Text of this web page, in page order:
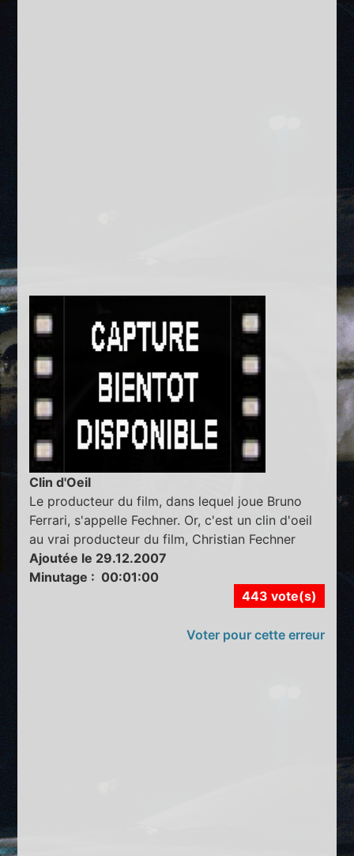
Clin d'Oeil
Le producteur du film, dans lequel joue Bruno
Ferrari, s'appelle Fechner. Or, c'est un clin d'oeil
au vrai producteur du film, Christian Fechner
Ajoutée le 29.12.2007
Minutage : 00:01:00
443 vote(s)
Voter pour cette erreur